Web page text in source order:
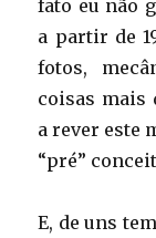
fato eu não
a partir de
fotos,
coisas mais
a rever este
“pré”
E, de uns